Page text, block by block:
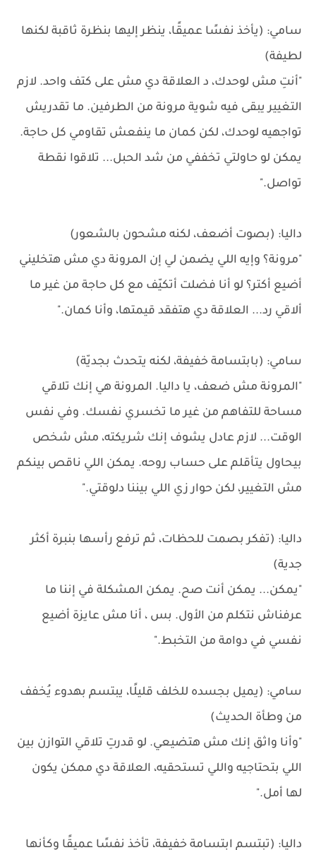
سامي: (يأخذ نفسًا عميقًا، ينظر إليها بنظرة ثاقبة لكنها
لطيفة)
"أنتِ مش لوحدك، د العلاقة دي مش على كتف واحد. لازم
التغيير يبقى فيه شوية مرونة من الطرفين. ما تقدريش
تواجهيه لوحدك، لكن كمان ما ينفعش تقاومي كل حاجة.
يمكن لو حاولتي تخففي من شد الحبل... تلاقوا نقطة
تواصل."
داليا: (بصوت أضعف، لكنه مشحون بالشعور)
"مرونة؟ وإيه اللي يضمن لي إن المرونة دي مش هتخليني
أضيع أكتر؟ لو أنا فضلت أتكيّف مع كل حاجة من غير ما
ألاقي رد... العلاقة دي هتفقد قيمتها، وأنا كمان."
سامي: (بابتسامة خفيفة، لكنه يتحدث بجديّة)
"المرونة مش ضعف، يا داليا. المرونة هي إنك تلاقي
مساحة للتفاهم من غير ما تخسري نفسك. وفي نفس
الوقت... لازم عادل يشوف إنك شريكته، مش شخص
بيحاول يتأقلم على حساب روحه. يمكن اللي ناقص بينكم
مش التغيير، لكن حوار زي اللي بيننا دلوقتي."
داليا: (تفكر بصمت للحظات، ثم ترفع رأسها بنبرة أكثر
جدية)
"يمكن... يمكن أنت صح. يمكن المشكلة في إننا ما
عرفناش نتكلم من الأول. بس ، أنا مش عايزة أضيع
نفسي في دوامة من التخبط."
سامي: (يميل بجسده للخلف قليلًا، يبتسم بهدوء يُخفف
من وطأة الحديث)
"وأنا واثق إنك مش هتضيعي. لو قدرتِ تلاقي التوازن بين
اللي بتحتاجيه واللي تستحقيه، العلاقة دي ممكن يكون
لها أمل."
داليا: (تبتسم ابتسامة خفيفة، تأخذ نفسًا عميقًا وكأنها